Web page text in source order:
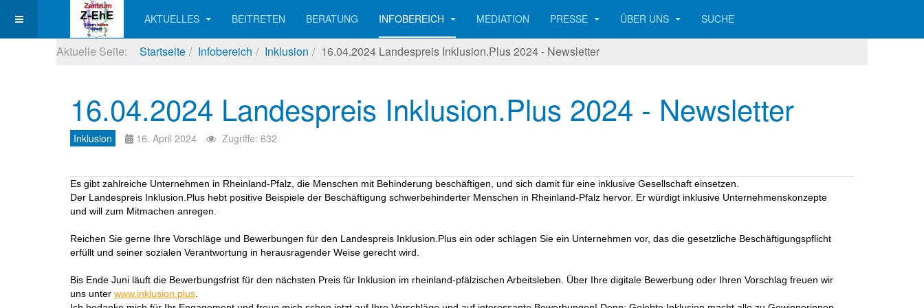
AKTUELLES BEITRETEN BERATUNG INFOBEREICH MEDIATION PRESSE ÜBER UNS SUCHE
Aktuelle Seite: Startseite Infobereich Inklusion 16.04.2024 Landespreis Inklusion.Plus 2024 - Newsletter
16.04.2024 Landespreis Inklusion.Plus 2024 - Newsletter
Inklusion 16. April 2024 Zugriffe: 632
Es gibt zahlreiche Unternehmen in Rheinland-Pfalz, die Menschen mit Behinderung beschäftigen, und sich damit für eine inklusive Gesellschaft einsetzen.
Der Landespreis Inklusion.Plus hebt positive Beispiele der Beschäftigung schwerbehinderter Menschen in Rheinland-Pfalz hervor. Er würdigt inklusive Unternehmenskonzepte
und will zum Mitmachen anregen.
Reichen Sie gerne Ihre Vorschläge und Bewerbungen für den Landespreis Inklusion.Plus ein oder schlagen Sie ein Unternehmen vor, das die gesetzliche Beschäftigungspflicht
erfüllt und seiner sozialen Verantwortung in herausragender Weise gerecht wird.
Bis Ende Juni läuft die Bewerbungsfrist für den nächsten Preis für Inklusion im rheinland-pfälzischen Arbeitsleben. Über Ihre digitale Bewerbung oder Ihren Vorschlag freuen wir
uns unter www.inklusion.plus